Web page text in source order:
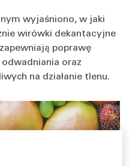
wyjaśniono, w jaki
wirówki dekantacyjne
poprawę
oraz
na działanie tlenu.